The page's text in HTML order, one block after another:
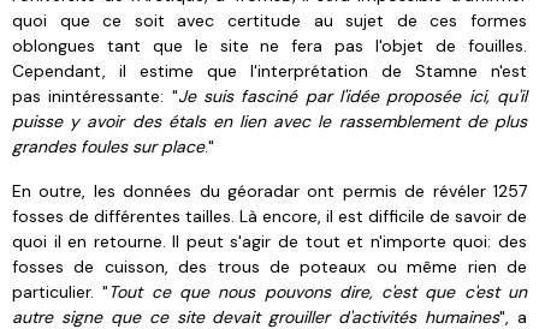
quoi que ce soit avec certitude au sujet de ces formes
oblongues tant que le site ne fera pas l'objet de fouilles.
Cependant, il estime que l'interprétation de Stamne n'est
pas inintéressante: "Je suis fasciné par l'idée proposée ici, qu'il
puisse y avoir des étals en lien avec le rassemblement de plus
grandes foules sur place."
En outre, les données du géoradar ont permis de révéler 1257
fosses de différentes tailles. Là encore, il est difficile de savoir de
quoi il en retourne. Il peut s'agir de tout et n'importe quoi: des
fosses de cuisson, des trous de poteaux ou même rien de
particulier. "Tout ce que nous pouvons dire, c'est que c'est un
autre signe que ce site devait grouiller d'activités humaines", a